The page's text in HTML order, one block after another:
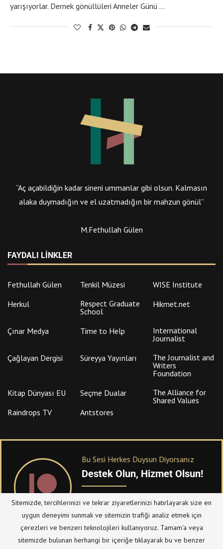
yarışıyorlar. Dernek gönüllüleri Anneler Günü …
“Aç açabildiğin kadar sineni ummanlar gibi olsun. Kalmasın
alaka duymadığın ve el uzatmadığın bir mahzun gönül”
M.Fethullah Gülen
FAYDALI LINKLER
Fethullah Gülen Tenkil Müzesi
WISE Institute
Herkul
Respect Graduate
School
Hikmet.net
Çınar Medya Time to Help
International
Journalist
Çağlayan Dergisi
Süreyya Yayınları
The Journalist and
Writers
Foundation
Kitap Dünyası EU
Seçme Dualar
The Alliance for
Shared Values
Raindrops TV
Antstores
Bu Sesi Herkes Duysun Diyorsanız
Destek Olun, Hizmet Olsun!
PATREONüzerinden sitemize bağışta
bulanabilirsiniz.
Sitemizde, tercihlerinizi ve tekrar ziyaretlerinizi hatırlayarak size en
uygun deneyimi sunmak ve sitemizin trafiği analiz etmek için
çerezleri ve benzeri teknolojileri kullanıyoruz. Tamam'a veya
sitemizde bulunan herhangi bir içeriğe tıklayarak bu ve benzer